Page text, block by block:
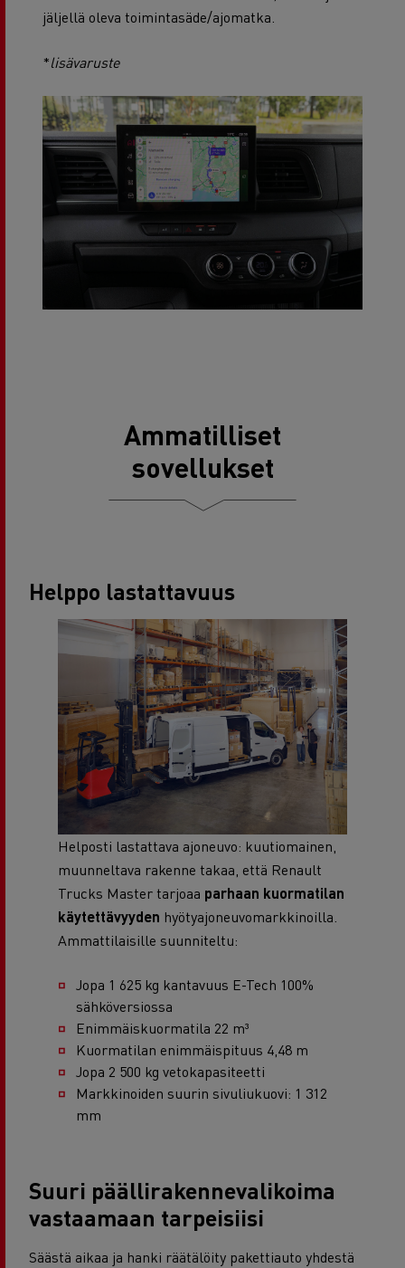
jäljellä oleva toimintasäde/ajomatka.
*lisävaruste
Ammatilliset
sovellukset
Helppo lastattavuus
Helposti lastattava ajoneuvo: kuutiomainen,
muunneltava rakenne takaa, että Renault
Trucks Master tarjoaa parhaan kuormatilan
käytettävyyden hyötyajoneuvomarkkinoilla.
Ammattilaisille suunniteltu:
Jopa 1 625 kg kantavuus E-Tech 100%
sähköversiossa
Enimmäiskuormatila 22 m³
Kuormatilan enimmäispituus 4,48 m
Jopa 2 500 kg vetokapasiteetti
Markkinoiden suurin sivuliukuovi: 1 312
mm
Suuri päällirakennevalikoima
vastaamaan tarpeisiisi
Säästä aikaa ja hanki räätälöity pakettiauto yhdestä